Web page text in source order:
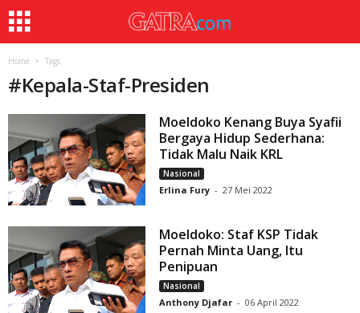
Home Tags
#Kepala-Staf-Presiden
Moeldoko Kenang Buya Syafii
Bergaya Hidup Sederhana:
Tidak Malu Naik KRL
Nasional
Erlina Fury - 27 Mei 2022
Moeldoko: Staf KSP Tidak
Pernah Minta Uang, Itu
Penipuan
Nasional
Anthony Djafar - 06 April 2022